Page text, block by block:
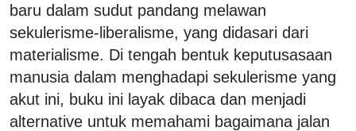
baru dalam sudut pandang melawan
sekulerisme-liberalisme, yang didasari dari
materialisme. Di tengah bentuk keputusasaan
manusia dalam menghadapi sekulerisme yang
akut ini, buku ini layak dibaca dan menjadi
alternative untuk memahami bagaimana jalan